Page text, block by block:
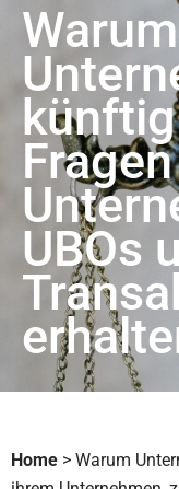
Warum
UBOs
Home > Warum